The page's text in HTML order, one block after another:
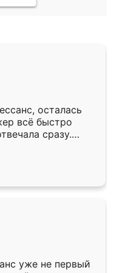
осталась
всё быстро
сразу.
подошёл к
Собрали
аккуратно, даже
уже не первый